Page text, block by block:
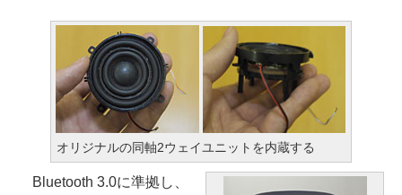
オリジナルの同軸2ウェイユニットを内蔵する
Bluetooth 3.0に準拠し、